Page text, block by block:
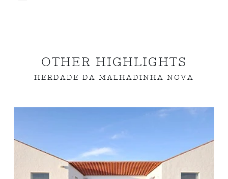
OTHER HIGHLIGHTS
HERDADE DA MALHADINHA NOVA